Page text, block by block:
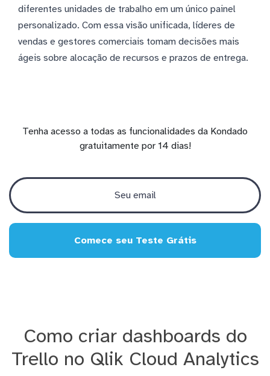
diferentes unidades de trabalho em um único painel
personalizado. Com essa visão unificada, líderes de
vendas e gestores comerciais tomam decisões mais
ágeis sobre alocação de recursos e prazos de entrega.
Tenha acesso a todas as funcionalidades da Kondado
gratuitamente por 14 dias!
Comece seu Teste Grátis
Como criar dashboards do
Trello no Qlik Cloud Analytics